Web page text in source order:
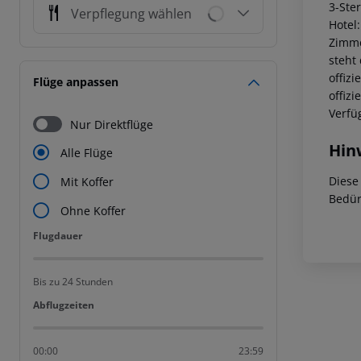
Verpflegung wählen
Flüge anpassen
Nur Direktflüge
Alle Flüge
Mit Koffer
Ohne Koffer
Flugdauer
Flugdauer
Bis zu 24 Stunden
Abflugzeiten
Abflugzeiten
00:00 23:59
3-
steht